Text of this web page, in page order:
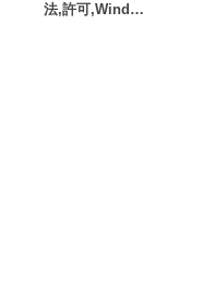
法,許可,Wind…